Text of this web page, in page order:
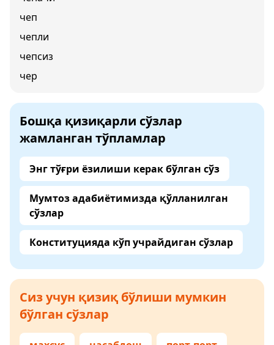
чеп
чепли
чепсиз
чер
Бошқа қизиқарли сўзлар
жамланган тўпламлар
Энг тўғри ёзилиши керак бўлган сўз
Мумтоз адабиётимизда қўлланилган
сўзлар
Конституцияда кўп учрайдиган сўзлар
Сиз учун қизиқ бўлиши мумкин
бўлган сўзлар